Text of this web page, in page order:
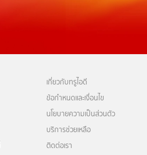
เกี่ยวกับทรูไอดี
ข้อกำหนดและเงื่อนไข
นโยบายความเป็นส่วนตัว
บริการช่วยเหลือ
ติดต่อเรา